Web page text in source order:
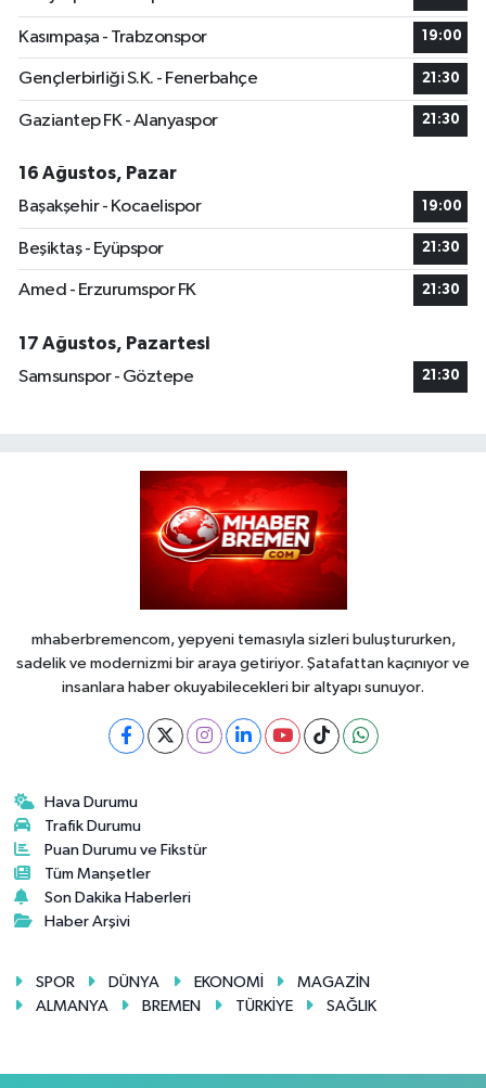
Kasımpaşa - Trabzonspor 19:00
Gençlerbirliği S.K. - Fenerbahçe 21:30
Gaziantep FK - Alanyaspor 21:30
16 Ağustos, Pazar
Başakşehir - Kocaelispor
19:00
Beşiktaş - Eyüpspor 21:30
Amed - Erzurumspor FK 21:30
17 Ağustos, Pazartesi
Samsunspor - Göztepe
21:30
mhaberbremencom, yepyeni temasıyla sizleri buluştururken,
sadelik ve modernizmi bir araya getiriyor. Şatafattan kaçınıyor ve
insanlara haber okuyabilecekleri bir altyapı sunuyor.
Hava Durumu
Trafik Durumu
Puan Durumu ve Fikstür
Tüm Manşetler
Son Dakika Haberleri
Haber Arşivi
SPOR DÜNYA EKONOMİ
MAGAZİN
ALMANYA
BREMEN TÜRKİYE SAĞLIK